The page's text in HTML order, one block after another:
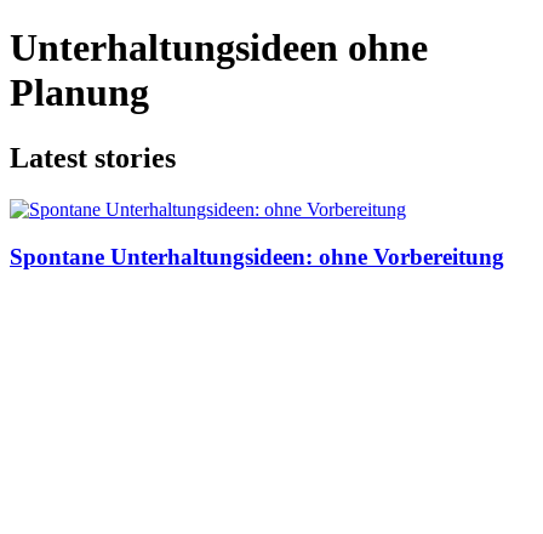
Unterhaltungsideen ohne
Planung
Latest stories
Spontane Unterhaltungsideen: ohne Vorbereitung